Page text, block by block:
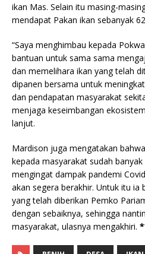
ikan Mas. Selain itu masing-
mendapat Pakan ikan sebanyak
“Saya menghimbau kepada
bantuan untuk sama sama
dan memelihara ikan yang telah
dipanen bersama untuk
dan pendapatan masyarakat
menjaga keseimbangan
lanjut.
Mardison juga mengatakan
kepada masyarakat sudah
mengingat dampak pandemi
akan segera berakhir. Untuk itu ia
yang telah diberikan Pemko
dengan sebaiknya, sehingga
masyarakat, ulasnya mengakhiri.